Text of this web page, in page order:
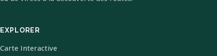
EXPLORER
Carte Interactive